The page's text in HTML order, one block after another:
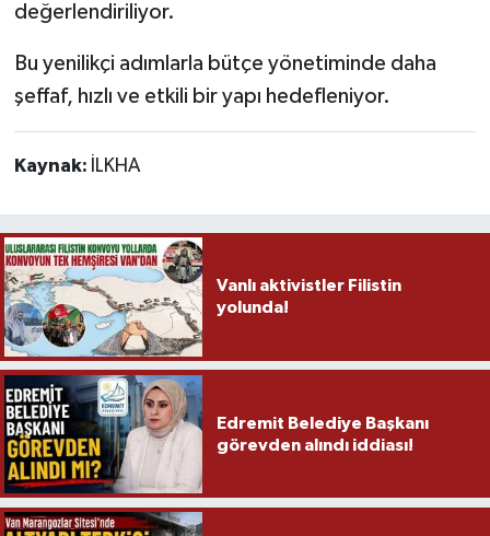
değerlendiriliyor.
Bu yenilikçi adımlarla bütçe yönetiminde daha
şeffaf, hızlı ve etkili bir yapı hedefleniyor.
Kaynak: İLKHA
Vanlı aktivistler Filistin
yolunda!
Edremit Belediye Başkanı
görevden alındı iddiası!